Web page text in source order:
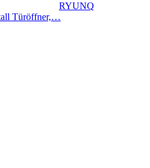
RYUNQ
Türöffner,…